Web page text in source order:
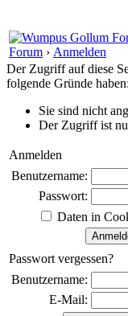
Forum › Anmelden
Der Zugriff auf diese
folgende Gründe haben:
Sie sind nicht
Der Zugriff ist
Anmelden
Benutzername:
Passwort:
Daten in
Passwort vergessen?
Benutzername:
E-Mail: